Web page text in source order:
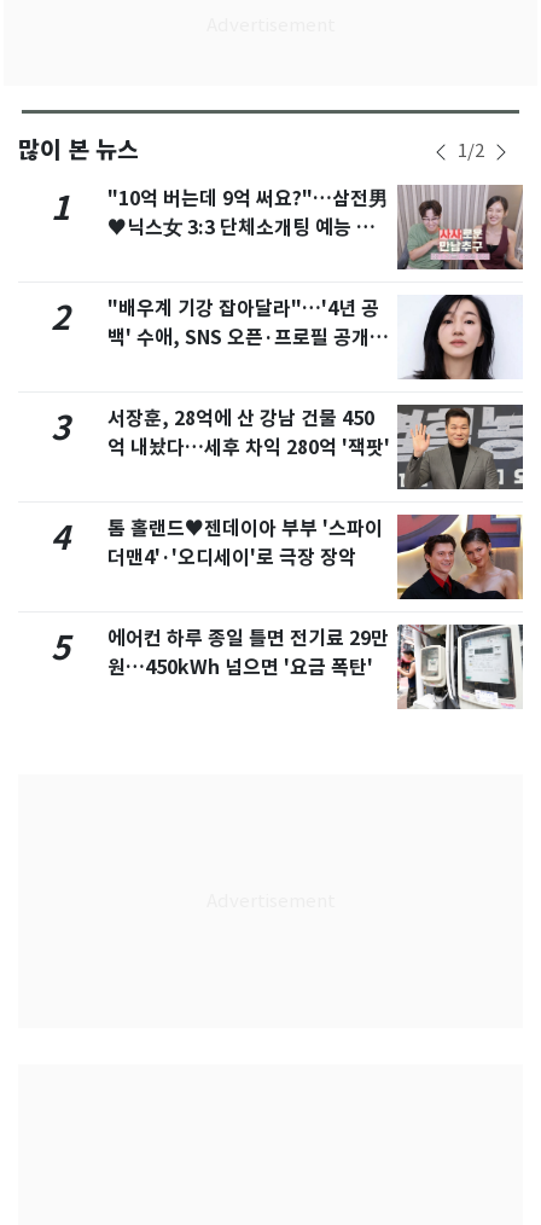
많이 본 뉴스 1/2
1
"10억 버는데 9억 써요?"…삼전男
♥닉스女 3:3 단체소개팅 예능 화
2
"배우계 기강 잡아달라"…'4년 공
백' 수애, SNS 오픈·프로필 공개
3
서장훈, 28억에 산 강남 건물 450
억 내놨다…세후 차익 280억 '잭팟'
4
톰 홀랜드♥젠데이아 부부 '스파이
더맨4'·'오디세이'로 극장 장악
5
에어컨 하루 종일 틀면 전기료 29만
원…450kWh 넘으면 '요금 폭탄'